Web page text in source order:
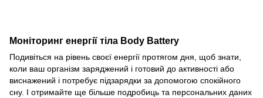
Моніторинг енергії тіла Body Battery
Подивіться на рівень своєї енергії протягом дня, щоб знати,
коли ваш організм заряджений і готовий до активності або
виснажений і потребує підзарядки за допомогою спокійного
сну. І отримайте ще більше подробиць та персональних даних